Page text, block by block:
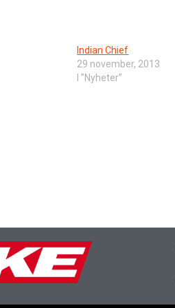
Indian Chief
29 november, 2013
I ”Nyheter”